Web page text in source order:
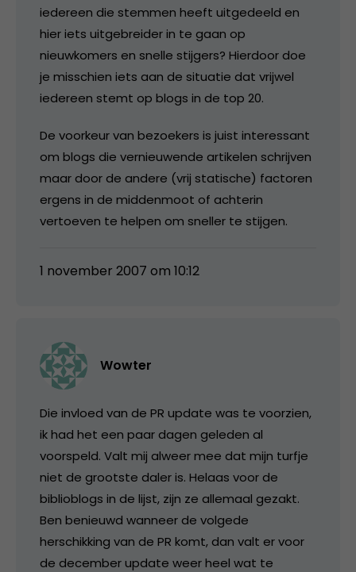
iedereen die stemmen heeft uitgedeeld en
hier iets uitgebreider in te gaan op
nieuwkomers en snelle stijgers? Hierdoor doe
je misschien iets aan de situatie dat vrijwel
iedereen stemt op blogs in de top 20.
De voorkeur van bezoekers is juist interessant
om blogs die vernieuwende artikelen schrijven
maar door de andere (vrij statische) factoren
ergens in de middenmoot of achterin
vertoeven te helpen om sneller te stijgen.
1 november 2007 om 10:12
Wowter
Die invloed van de PR update was te voorzien,
ik had het een paar dagen geleden al
voorspeld. Valt mij alweer mee dat mijn turfje
niet de grootste daler is. Helaas voor de
biblioblogs in de lijst, zijn ze allemaal gezakt.
Ben benieuwd wanneer de volgede
herschikking van de PR komt, dan valt er voor
de december update weer heel wat te